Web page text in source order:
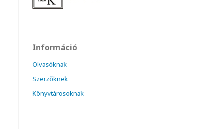
Információ
Olvasóknak
Szerzőknek
Könyvtárosoknak